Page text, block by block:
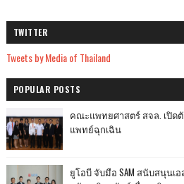
TWITTER
Tweets by Media of Thailand
POPULAR POSTS
คณะแพทยศาสตร์ สจล. เปิดตั
แพทย์ฉุกเฉิน
ยูโอบี จับมือ SAM สนับสนุนเ